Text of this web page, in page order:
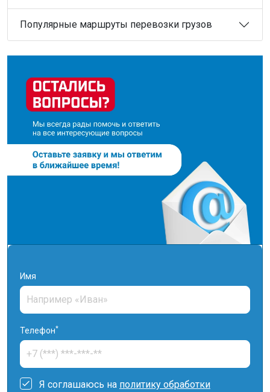
Популярные маршруты перевозки грузов
Имя
Телефон*
Я соглашаюсь на политику обработки